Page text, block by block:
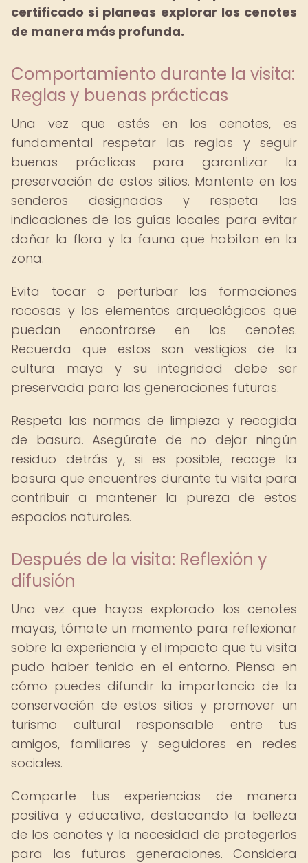
certificado si planeas explorar los cenotes
de manera más profunda.
Comportamiento durante la visita:
Reglas y buenas prácticas
Una vez que estés en los cenotes, es
fundamental respetar las reglas y seguir
buenas prácticas para garantizar la
preservación de estos sitios. Mantente en los
senderos designados y respeta las
indicaciones de los guías locales para evitar
dañar la flora y la fauna que habitan en la
zona.
Evita tocar o perturbar las formaciones
rocosas y los elementos arqueológicos que
puedan encontrarse en los cenotes.
Recuerda que estos son vestigios de la
cultura maya y su integridad debe ser
preservada para las generaciones futuras.
Respeta las normas de limpieza y recogida
de basura. Asegúrate de no dejar ningún
residuo detrás y, si es posible, recoge la
basura que encuentres durante tu visita para
contribuir a mantener la pureza de estos
espacios naturales.
Después de la visita: Reflexión y
difusión
Una vez que hayas explorado los cenotes
mayas, tómate un momento para reflexionar
sobre la experiencia y el impacto que tu visita
pudo haber tenido en el entorno. Piensa en
cómo puedes difundir la importancia de la
conservación de estos sitios y promover un
turismo cultural responsable entre tus
amigos, familiares y seguidores en redes
sociales.
Comparte tus experiencias de manera
positiva y educativa, destacando la belleza
de los cenotes y la necesidad de protegerlos
para las futuras generaciones. Considera